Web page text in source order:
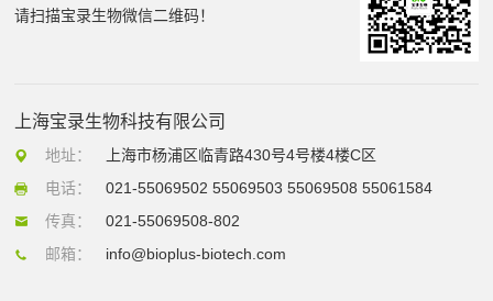
请扫描宝录生物微信二维码！
上海宝录生物科技有限公司
地址：
上海市杨浦区临青路430号4号楼4楼C区
电话：
021-55069502 55069503 55069508 55061584
传真：
021-55069508-802
邮箱：
info@bioplus-biotech.com